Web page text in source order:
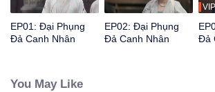
EP01: Đại Phụng
Đả Canh Nhân
EP02: Đại Phụng
Đả Canh Nhân
VIP
Đả
You May Like